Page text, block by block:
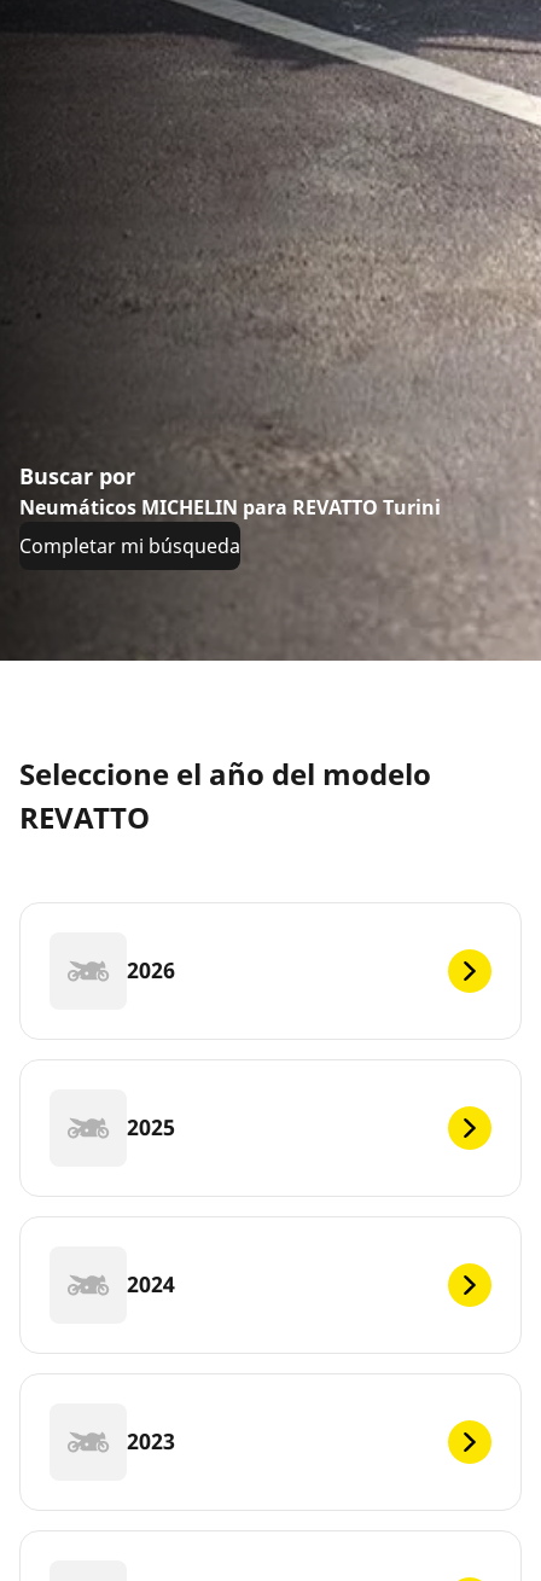
Buscar por
Neumáticos MICHELIN para REVATTO Turini
Completar mi búsqueda
Seleccione el año del modelo
REVATTO
2026
2025
2024
2023